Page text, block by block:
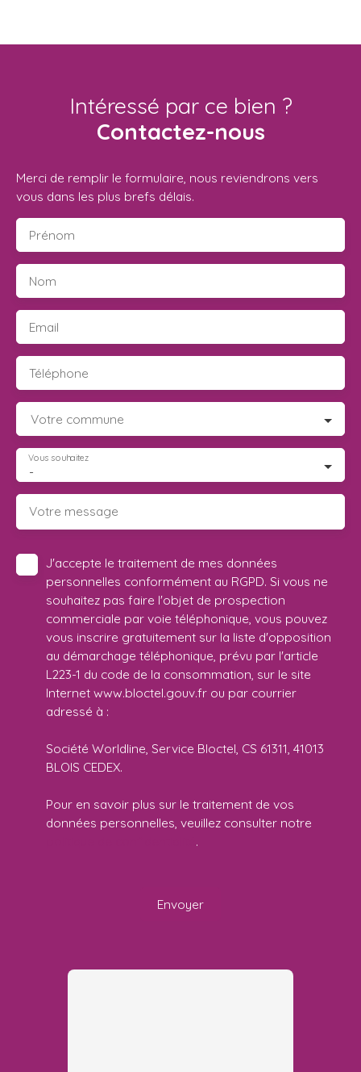
Intéressé par ce bien ?
Contactez-nous
Merci de remplir le formulaire, nous reviendrons vers
vous dans les plus brefs délais.
Prénom
Nom
Email
Téléphone
Votre commune
-
Vous souhaitez
Votre message
J'accepte le traitement de mes données
personnelles conformément au RGPD. Si vous ne
souhaitez pas faire l'objet de prospection
commerciale par voie téléphonique, vous pouvez
vous inscrire gratuitement sur la liste d'opposition
au démarchage téléphonique, prévu par l'article
L223-1 du code de la consommation, sur le site
Internet www.bloctel.gouv.fr ou par courrier
adressé à :
Société Worldline, Service Bloctel, CS 61311, 41013
BLOIS CEDEX.
Pour en savoir plus sur le traitement de vos
données personnelles, veuillez consulter notre
.
Envoyer